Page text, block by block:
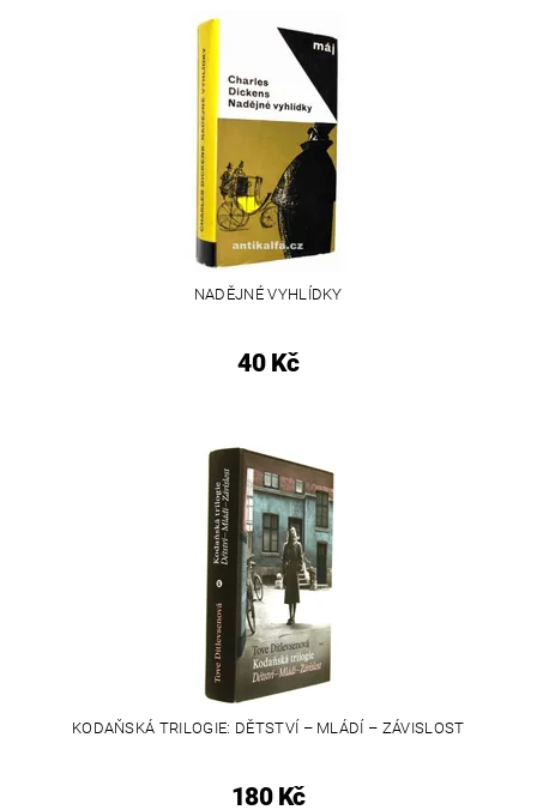
NADĚJNÉ VYHLÍDKY
40 Kč
KODAŇSKÁ TRILOGIE: DĚTSTVÍ – MLÁDÍ – ZÁVISLOST
180 Kč